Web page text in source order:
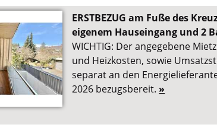
ERSTBEZUG am Fuße des
eigenem Hauseingang und 2
WICHTIG: Der angegebene
und Heizkosten, sowie
separat an den
2026 bezugsbereit. »